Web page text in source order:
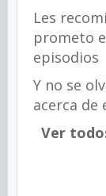
Les
prometo
episodios
Y no se
acerca de
Ver